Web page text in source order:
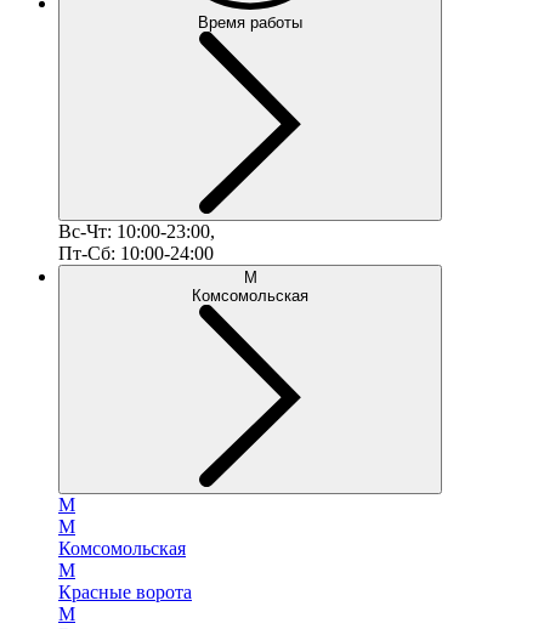
Время работы
Вс-Чт: 10:00-23:00,
Пт-Сб: 10:00-24:00
М
Комсомольская
М
М
Комсомольская
М
Красные ворота
М